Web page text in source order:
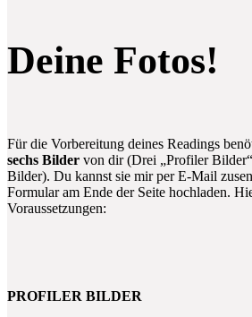
Deine Fotos!
Für die Vorbereitung deines Readings
sechs Bilder von dir (Drei „Profiler
Bilder). Du kannst sie mir per E-Mail
Formular am Ende der Seite hochladen.
Voraussetzungen:
PROFILER BILDER